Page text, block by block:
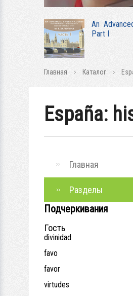
An
Part I
Главная Каталог
España:
Главная
Разделы
Подчеркивания
Гость
divinidad
favo
favor
virtudes